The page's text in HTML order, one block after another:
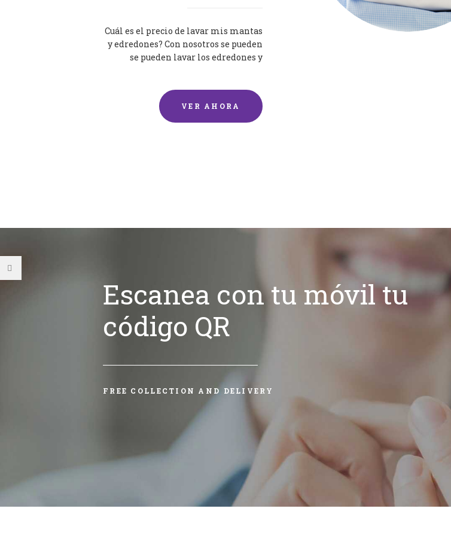
Cuál es el precio de lavar mis mantas
y edredones? Con nosotros se pueden
se pueden lavar los edredones y
VER AHORA
Escanea con tu móvil tu
código QR
FREE COLLECTION AND DELIVERY